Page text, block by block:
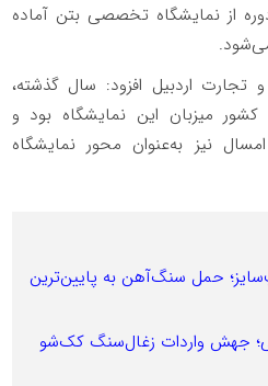
از نمایشگاه تخصصی بتن آماده
اردبیل افزود: سال گذشته،
کشور میزبان این نمایشگاه بود و
نیز به‌عنوان محور نمایشگاه
حمل سنگ‌آهن به پایین‌ترین
جهش واردات زغال‌سنگ کک‌شو